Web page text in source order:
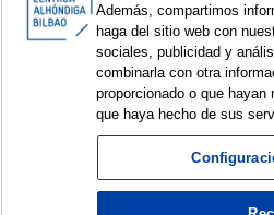
< Items sorted
© Azkuna Zentroa - Alhóndiga Bilbao
Además, compartimos
haga del sitio web con
sociales, publicidad y
combinarla con otra
proporcionado o que hayan
que haya hecho de sus